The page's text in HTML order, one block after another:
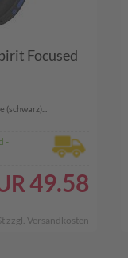
Focused
-
49.58
zzgl. Versandkosten